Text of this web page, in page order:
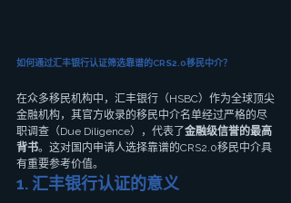
如何通过汇丰银行认证筛选靠谱的CRS2.0移民中介？
在众多移民机构中，汇丰银行（HSBC）作为全球顶尖
金融机构，其官方收录的移民中介名单经过严格的尽
职调查（Due Diligence），代表了金融级信誉的最高
背书。这对国内申请人选择靠谱的CRS2.0移民中介具
有重要参考价值。
1. 汇丰银行认证的意义